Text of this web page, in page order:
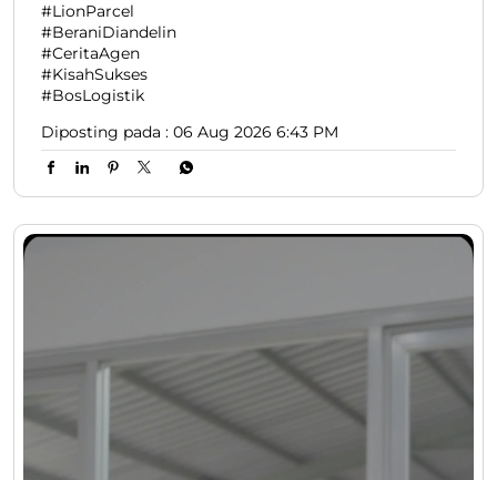
#LionParcel
#BeraniDiandelin
#CeritaAgen
#KisahSukses
#BosLogistik
Diposting pada : 06 Aug 2026 6:43 PM